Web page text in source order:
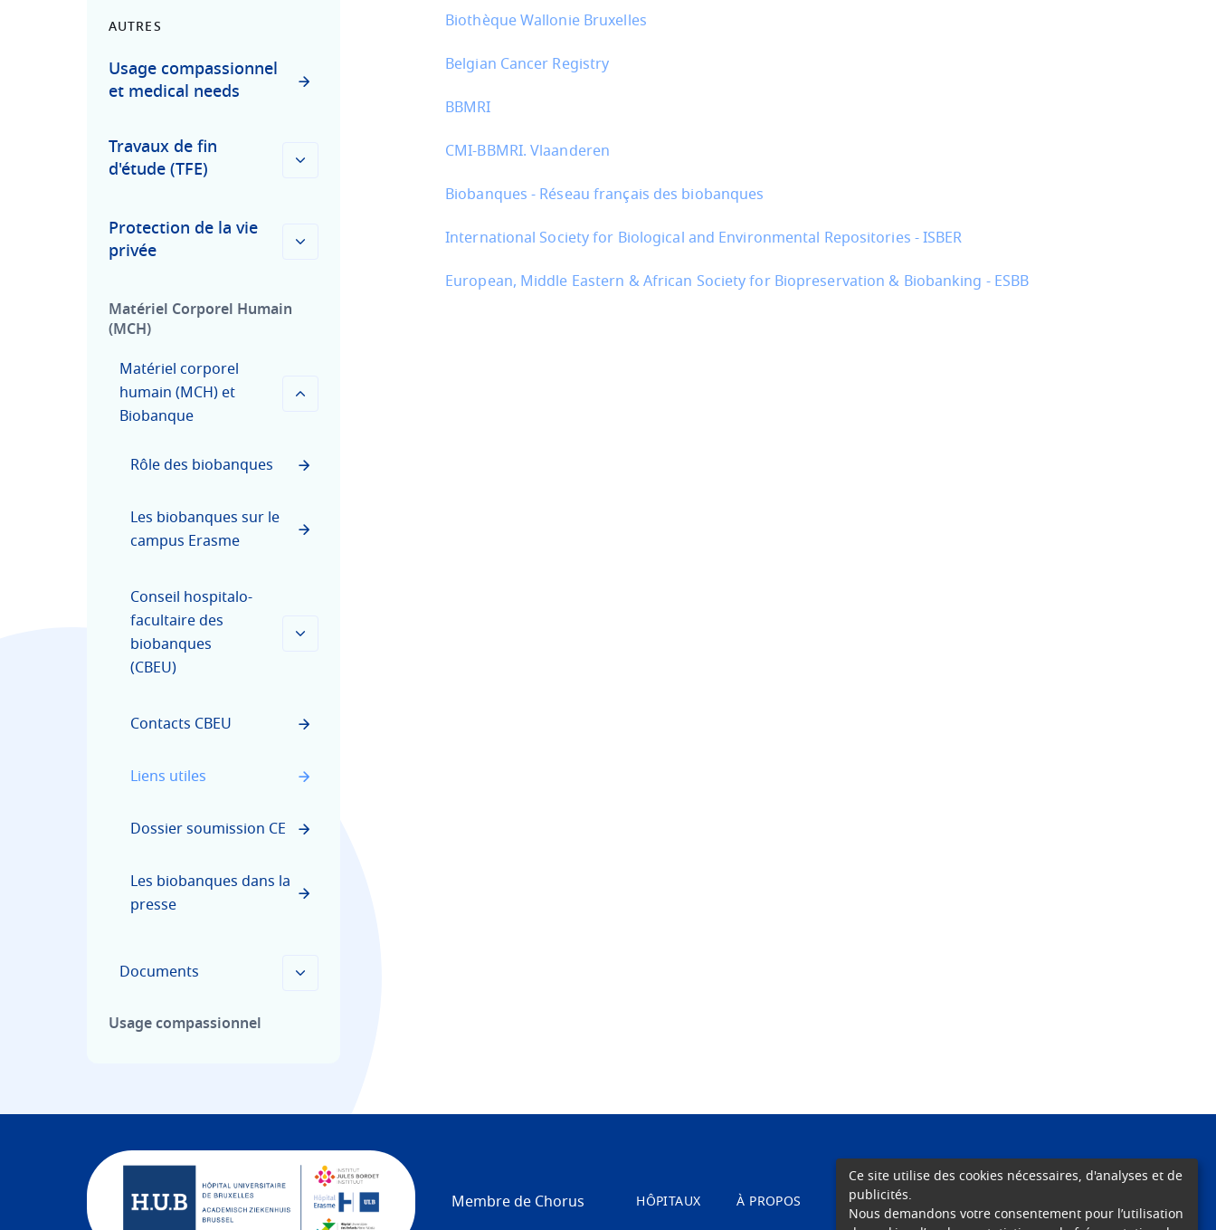
AUTRES
Usage compassionnel
et medical needs
Travaux de fin
d'étude (TFE)
Protection de la vie
privée
Matériel Corporel Humain
(MCH)
Matériel corporel
humain (MCH) et
Biobanque
Rôle des biobanques
Les biobanques sur le
campus Erasme
Conseil hospitalo-
facultaire des
biobanques
(CBEU)
Contacts CBEU
Liens utiles
Dossier soumission CE
Les biobanques dans la
presse
Documents
Usage compassionnel
Biothèque Wallonie Bruxelles
Belgian Cancer Registry
BBMRI
CMI-BBMRI. Vlaanderen
Biobanques - Réseau français des biobanques
International Society for Biological and Environmental Repositories - ISBER
European, Middle Eastern & African Society for Biopreservation & Biobanking - ESBB
Membre de Chorus HÔPITAUX À PROPOS SOINS
Ce site utilise des cookies nécessaires, d'analyses et de
publicités.
Nous demandons votre consentement pour l’utilisation